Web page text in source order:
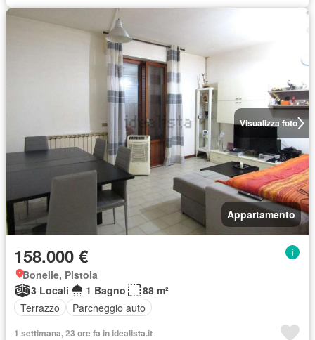
Visualizza foto
Appartamento
158.000 €
Bonelle, Pistoia
3 Locali
1 Bagno
88 m²
Terrazzo
Parcheggio auto
1 settimana, 23 ore fa in idealista.it